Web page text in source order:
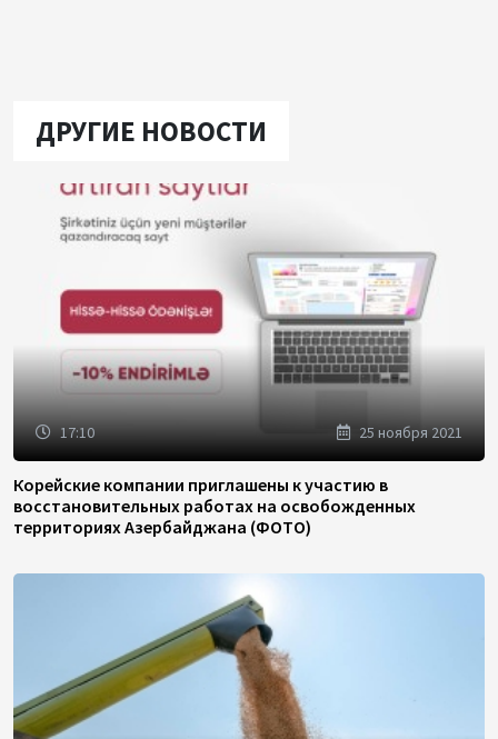
ДРУГИЕ НОВОСТИ
17:10 25 ноября 2021
Корейские компании приглашены к участию в
восстановительных работах на освобожденных
территориях Азербайджана (ФОТО)